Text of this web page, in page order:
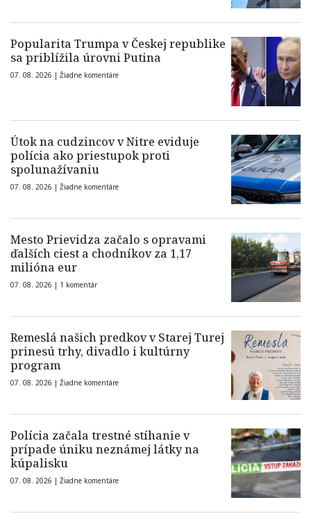
Popularita Trumpa v Českej republike
sa priblížila úrovni Putina
07. 08. 2026 | Žiadne komentáre
Útok na cudzincov v Nitre eviduje
polícia ako priestupok proti
spolunažívaniu
07. 08. 2026 | Žiadne komentáre
Mesto Prievidza začalo s opravami
ďalších ciest a chodníkov za 1,17
milióna eur
07. 08. 2026 | 1 komentár
Remeslá našich predkov v Starej Turej
prinesú trhy, divadlo i kultúrny
program
07. 08. 2026 | Žiadne komentáre
Polícia začala trestné stíhanie v
prípade úniku neznámej látky na
kúpalisku
07. 08. 2026 | Žiadne komentáre